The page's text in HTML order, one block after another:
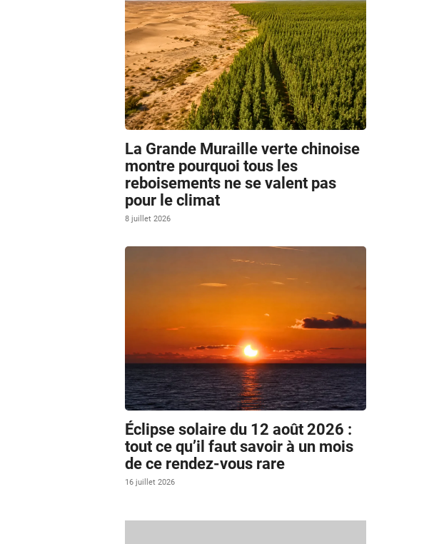
La Grande Muraille verte chinoise
montre pourquoi tous les
reboisements ne se valent pas
pour le climat
8 juillet 2026
Éclipse solaire du 12 août 2026 :
tout ce qu’il faut savoir à un mois
de ce rendez-vous rare
16 juillet 2026